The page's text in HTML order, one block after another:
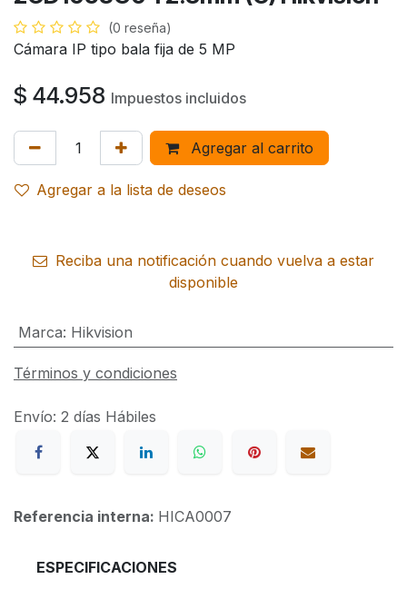
(0 reseña)
Cámara IP tipo bala fija de 5 MP
$ 44.958 Impuestos incluidos
Agregar al carrito
Agregar a la lista de deseos
Reciba una notificación cuando vuelva a estar
disponible
Marca: Hikvision
Términos y condiciones
Envío: 2 días Hábiles
Referencia interna: HICA0007
ESPECIFICACIONES